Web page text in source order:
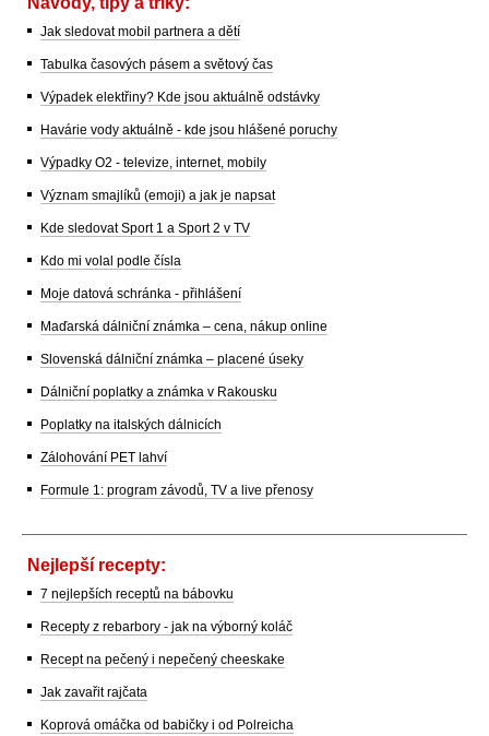
Jak sledovat mobil partnera a dětí
Tabulka časových pásem a světový čas
Výpadek elektřiny? Kde jsou aktuálně odstávky
Havárie vody aktuálně - kde jsou hlášené poruchy
Výpadky O2 - televize, internet, mobily
Význam smajlíků (emoji) a jak je napsat
Kde sledovat Sport 1 a Sport 2 v TV
Kdo mi volal podle čísla
Moje datová schránka - přihlášení
Maďarská dálniční známka – cena, nákup online
Slovenská dálniční známka – placené úseky
Dálniční poplatky a známka v Rakousku
Poplatky na italských dálnicích
Zálohování PET lahví
Formule 1: program závodů, TV a live přenosy
Nejlepší recepty:
7 nejlepších receptů na bábovku
Recepty z rebarbory - jak na výborný koláč
Recept na pečený i nepečený cheeskake
Jak zavařit rajčata
Koprová omáčka od babičky i od Polreicha